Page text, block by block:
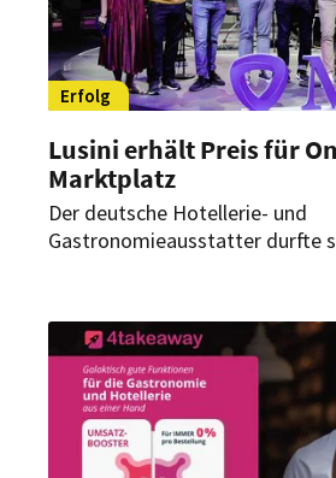
Erfolg
Lusini erhält Preis für
Marktplatz
Der deutsche Hotellerie- und
Gastronomieausstatter durfte
das Unternehmen einen Award
„Grow Bigger“.